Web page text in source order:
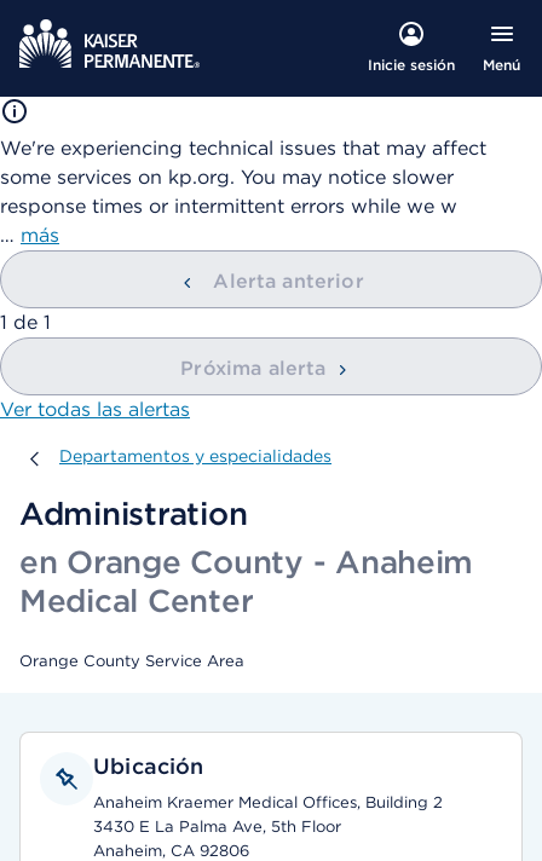
Inicie sesión Menú
We're experiencing technical issues that may affect
some services on kp.org. You may notice slower
response times or intermittent errors while we w
… más
Alerta anterior
mostrando
1 de 1
Próxima alerta
Ver todas las alertas
Departamentos y especialidades
Departamentos y especialidades
Administration
en Orange County - Anaheim
Medical Center
Orange County Service Area
Ubicación
Anaheim Kraemer Medical Offices, Building 2
3430 E La Palma Ave, 5th Floor
Anaheim, CA 92806